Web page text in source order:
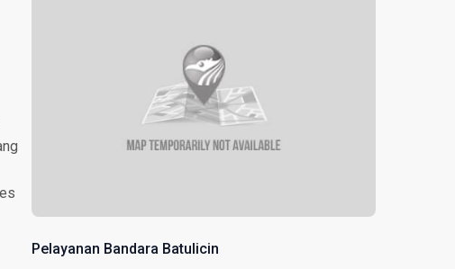
Pelayanan Bandara Batulicin